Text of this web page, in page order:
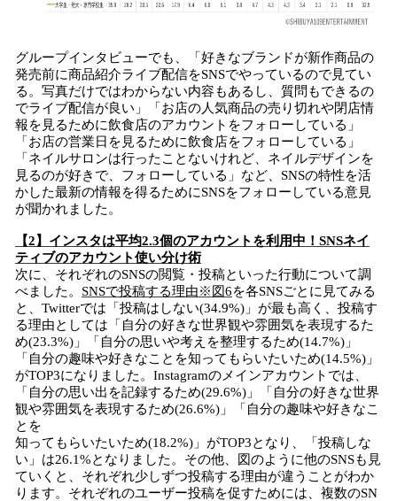
グループインタビューでも、「好きなブランドが新作商品の
発売前に商品紹介ライブ配信をSNSでやっているので見てい
る。写真だけではわからない内容もあるし、質問もできるの
でライブ配信が良い」「お店の人気商品の売り切れや閉店情
報を見るために飲食店のアカウントをフォローしている」
「お店の営業日を見るために飲食店をフォローしている」
「ネイルサロンは行ったことないけれど、ネイルデザインを
見るのが好きで、フォローしている」など、SNSの特性を活
かした最新の情報を得るためにSNSをフォローしている意見
が聞かれました。
【2】インスタは平均2.3個のアカウントを利用中！SNSネイ
ティブのアカウント使い分け術
次に、それぞれのSNSの閲覧・投稿といった行動について調
べました。 SNSで投稿する理由※図6を各SNSごとに見てみる
と、Twitterでは「投稿はしない(34.9%)」が最も高く、投稿す
る理由としては「自分の好きな世界観や雰囲気を表現するた
め(23.3%)」「自分の思いや考えを整理するため(14.7%)」
「自分の趣味や好きなことを知ってもらいたいため(14.5%)」
がTOP3になりました。Instagramのメインアカウントでは、
「自分の思い出を記録するため(29.6%)」「自分の好きな世界
観や雰囲気を表現するため(26.6%)」「自分の趣味や好きなこ
とを
知ってもらいたいため(18.2%)」がTOP3となり、「投稿しな
い」は26.1%となりました。その他、図のように他のSNSも見
ていくと、それぞれ少しずつ投稿する理由が違うことがわか
ります。それぞれのユーザー投稿を促すためには、複数のSN